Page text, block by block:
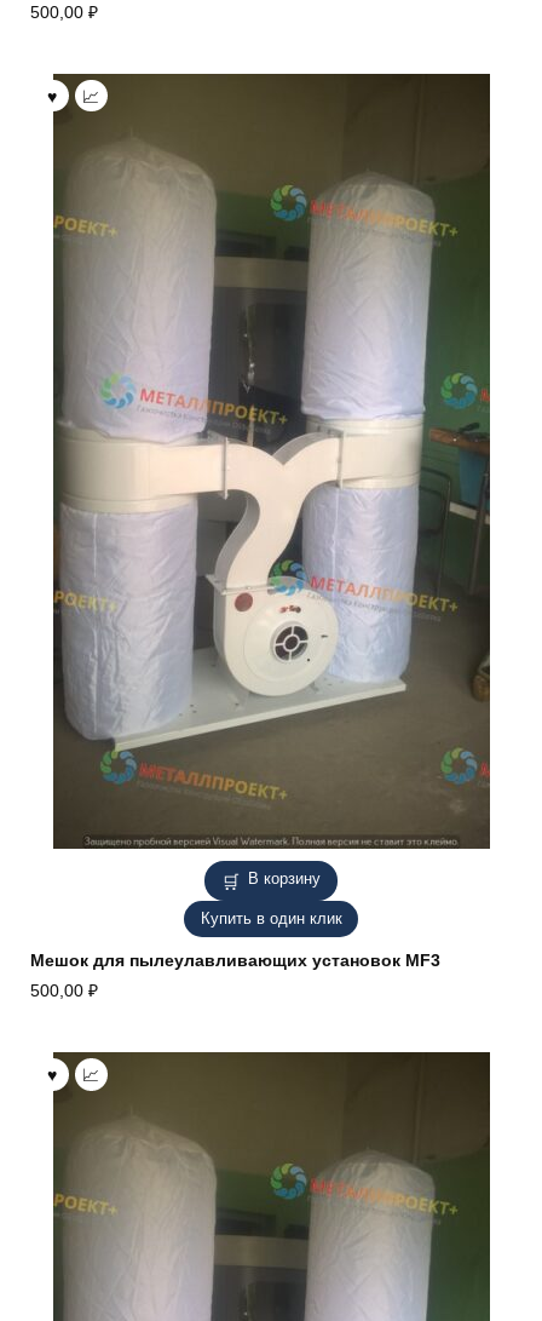
500,00 ₽
В корзину
Купить в один клик
Мешок для пылеулавливающих установок MF3
500,00 ₽